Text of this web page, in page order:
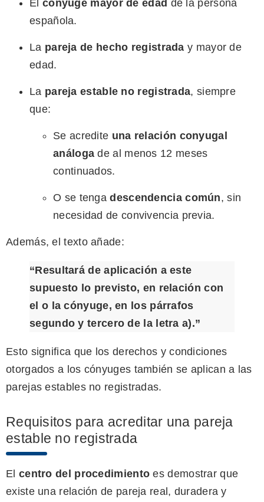
El cónyuge mayor de edad de la persona
española.
La pareja de hecho registrada y mayor de
edad.
La pareja estable no registrada, siempre
que:
Se acredite una relación conyugal
análoga de al menos 12 meses
continuados.
O se tengadescendencia común, sin
necesidad de convivencia previa.
Además, el texto añade:
“Resultará de aplicación a este
supuesto lo previsto, en relación con
el o la cónyuge, en los párrafos
segundo y tercero de la letra a).”
Esto significa que los derechos y condiciones
otorgados a los cónyuges también se aplican a las
parejas estables no registradas.
Requisitos para acreditar una pareja
estable no registrada
El centro del procedimiento es demostrar que
existe una relación de pareja real, duradera y